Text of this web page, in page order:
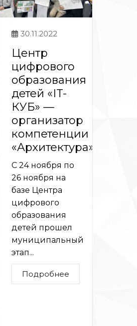
30.11.2022
Центр
цифрового
образования
детей «IT-
КУБ» —
организатор
компетенции
«Архитектура»
С 24 ноября по
26 ноября на
базе Центра
цифрового
образования
детей прошел
муниципальный
этап...
Подробнее